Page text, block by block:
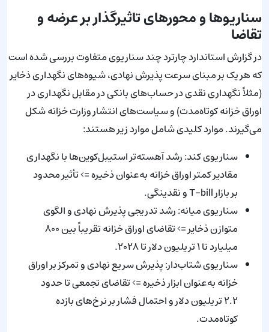
سناریوها و محورهای تاثیرگذار بر عرضه و
تقاضا
در گزارش استاندارد چارترد چند سناریوی متفاوت بررسی شده است
که هر یک بر مبنای سرعت پذیرش نهادی، شیوه‌های نگهداری ذخایر
(مثلاً نگهداری نقدی در حساب‌های بانکی در مقابل نگهداری در
اوراق خزانه کوتاه‌مدت) و سیاست‌های انتشار وزارت خزانه شکل
می‌گیرند. موارد کلیدی شامل موارد زیر هستند:
سناریوی کند: رشد آهسته‌تر استیبل‌کوین‌ها با نگهداری
مقادیر کمتر اوراق خزانه به‌عنوان ذخیره => تأثیر محدود
بر بازار T-bill و نقدینگی.
سناریوی میانه: رشد تدریجی پذیرش نهادی و الگوی
متوازن ذخایر => تقاضای اوراق خزانه تقریباً بین ۸۰۰
میلیارد تا ۱ تریلیون دلار تا ۲۰۲۸.
سناریوی شتاب‌دار: پذیرش سریع نهادی و تمرکز بر اوراق
خزانه به‌عنوان ابزار ذخیره => تقاضای تجمعی تا حدود
۲.۲ تریلیون دلار و احتمال فشار بر نرخ‌های بازده
کوتاه‌مدت.